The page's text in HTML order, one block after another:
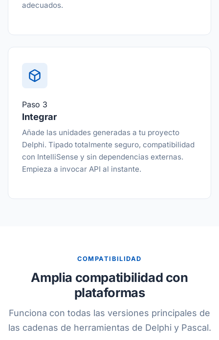
adecuados.
Paso 3
Integrar
Añade las unidades generadas a tu proyecto
Delphi. Tipado totalmente seguro, compatibilidad
con IntelliSense y sin dependencias externas.
Empieza a invocar API al instante.
COMPATIBILIDAD
Amplia compatibilidad con
plataformas
Funciona con todas las versiones principales de
las cadenas de herramientas de Delphi y Pascal.